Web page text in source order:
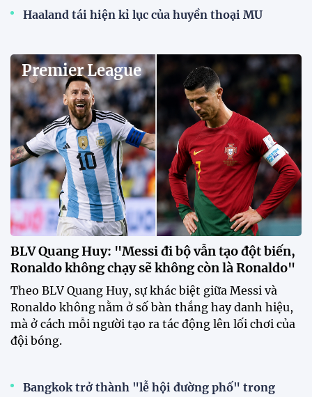
Haaland tái hiện kỉ lục của huyền thoại MU
Premier League
BLV Quang Huy: "Messi đi bộ vẫn tạo đột biến,
Ronaldo không chạy sẽ không còn là Ronaldo"
Theo BLV Quang Huy, sự khác biệt giữa Messi và
Ronaldo không nằm ở số bàn thắng hay danh hiệu,
mà ở cách mỗi người tạo ra tác động lên lối chơi của
đội bóng.
Bangkok trở thành "lễ hội đường phố" trong